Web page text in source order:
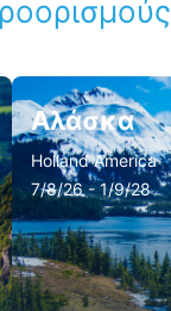
Αλάσκα
Holland America
7/8/26 - 1/9/28